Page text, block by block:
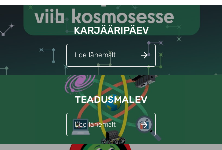
Lehed
KARJÄÄRIPÄEV
Loe lähemalt
TEADUSMALEV
Loe lähemalt